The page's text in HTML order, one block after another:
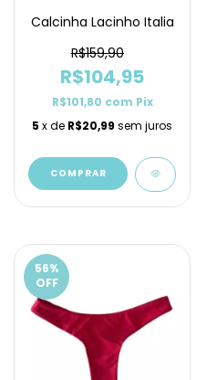
Calcinha Lacinho Italia
R$159,90
R$104,95
R$101,80 com Pix
5 x de R$20,99 sem juros
COMPRAR
56%
OFF